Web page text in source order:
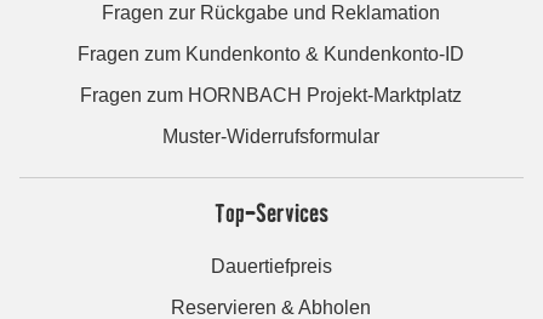
Fragen zur Rückgabe und Reklamation
Fragen zum Kundenkonto & Kundenkonto-ID
Fragen zum HORNBACH Projekt-Marktplatz
Muster-Widerrufsformular
Top-Services
Dauertiefpreis
Reservieren & Abholen